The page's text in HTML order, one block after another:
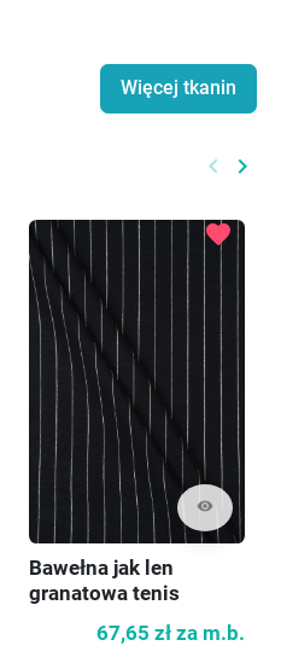
Więcej tkanin
keyboard_arrow_left keyboard_arrow_right
visibility
favorite
Bawełna jak len
granatowa tenis
67,65 zł za m.b.